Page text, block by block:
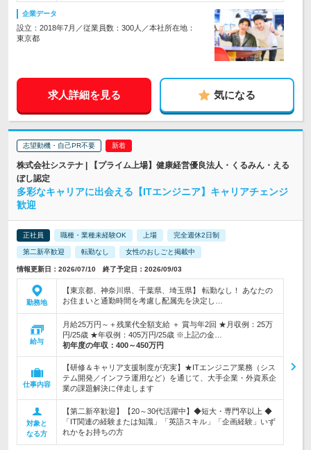
企業データ
設立：2018年7月／従業員数：300人／本社所在地：
東京都
求人詳細を見る 気になる
志望動機・自己PR不要
株式会社システナ | 【プライム上場】健康経営優良法人・くるみん・える
ぼし認定
多彩なキャリアに出会える【ITエンジニア】キャリアチェンジ
歓迎
正社員 職種・業種未経験OK 上場 完全週休2日制
第二新卒歓迎 転勤なし 女性のおしごと掲載中
情報更新日：2026/07/10 終了予定日：2026/09/03
勤務地
【東京都、神奈川県、千葉県、埼玉県】 転勤なし！ あなたの
お住まいと通勤時間を考慮し配属先を決定し…
給与
月給25万円～＋残業代全額支給 ＋ 賞与年2回 ★月収例：25万
円/25歳 ★年収例：405万円/25歳 ※上記の金…
初年度の年収： 400～450万円
仕事内容
【研修＆キャリア支援制度が充実】★ITエンジニア業務（シス
テム開発／インフラ運用など）を通じて、大手企業・外資系企
業の課題解決に伴走します
対象と
なる方
【第二新卒歓迎】【20～30代活躍中】◆短大・専門卒以上 ◆
「IT関連の経験または知識」「英語スキル」「企画経験」いず
れかをお持ちの方